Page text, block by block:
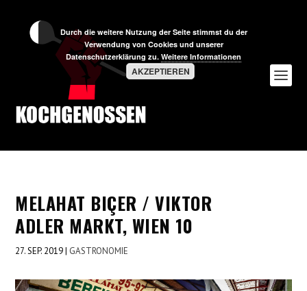
MELAHAT BIÇER / VIKTOR
ADLER MARKT, WIEN 10
27. SEP. 2019| GASTRONOMIE
Durch die weitere Nutzung der Seite stimmst du der
Verwendung von Cookies und unserer
Datenschutzerklärung zu. Weitere Informationen
AKZEPTIEREN